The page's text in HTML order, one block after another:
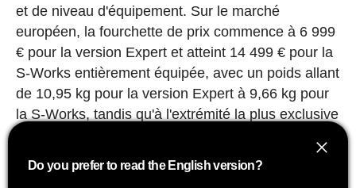
et de niveau d'équipement. Sur le marché
européen, la fourchette de prix commence à 6 999
€ pour la version Expert et atteint 14 499 € pour la
S-Works entièrement équipée, avec un poids allant
de 10,95 kg pour la version Expert à 9,66 kg pour
la S-Works, tandis qu'à l'extrémité la plus exclusive
réduit le poids à 8,66 kg grâce à une sélection de
Do you prefer to read the English version?